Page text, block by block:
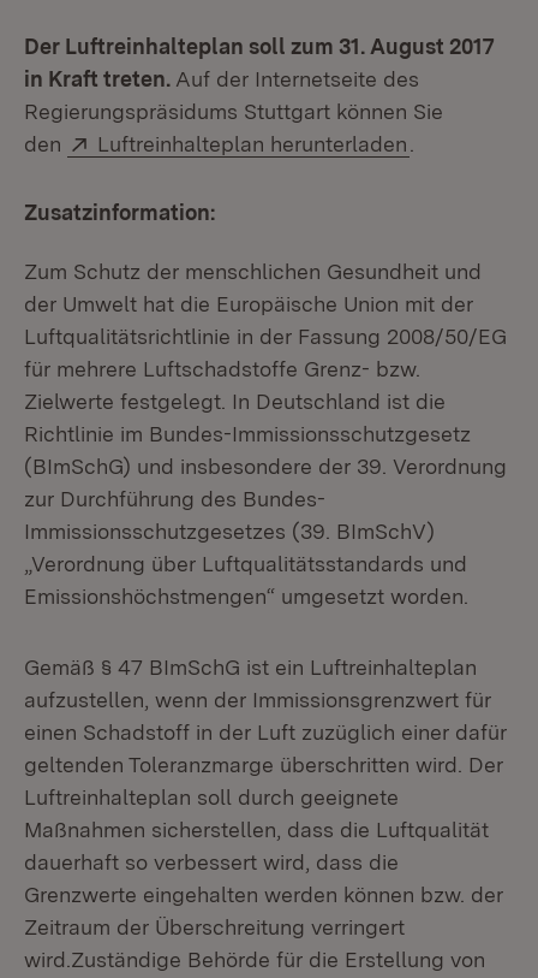
Der Luftreinhalteplan soll zum 31. August 2017
in Kraft treten. Auf der Internetseite des
Regierungspräsidums Stuttgart können Sie
den
Extern:
Luftreinhalteplan herunterladen
Zusatzinformation:
Zum Schutz der menschlichen Gesundheit und
der Umwelt hat die Europäische Union mit der
Luftqualitätsrichtlinie in der Fassung 2008/50/EG
für mehrere Luftschadstoffe Grenz- bzw.
Zielwerte festgelegt. In Deutschland ist die
Richtlinie im Bundes-Immissionsschutzgesetz
(BImSchG) und insbesondere der 39. Verordnung
zur Durchführung des Bundes-
Immissionsschutzgesetzes (39. BImSchV)
„Verordnung über Luftqualitätsstandards und
Emissionshöchstmengen“ umgesetzt worden.
Gemäß § 47 BImSchG ist ein Luftreinhalteplan
aufzustellen, wenn der Immissionsgrenzwert für
einen Schadstoff in der Luft zuzüglich einer dafür
geltenden Toleranzmarge überschritten wird. Der
Luftreinhalteplan soll durch geeignete
Maßnahmen sicherstellen, dass die Luftqualität
dauerhaft so verbessert wird, dass die
Grenzwerte eingehalten werden können bzw. der
Zeitraum der Überschreitung verringert
wird.Zuständige Behörde für die Erstellung von